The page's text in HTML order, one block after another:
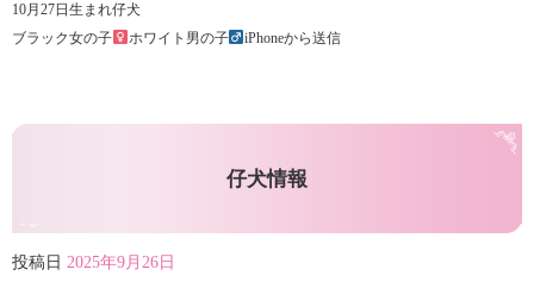
10月27日生まれ仔犬
ブラック女の子
ホワイト男の子 iPhoneから送信
仔犬情報
投稿日 2025年9月26日